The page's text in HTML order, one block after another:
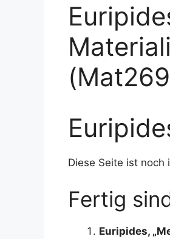
Diese Seite ist noch
Fertig
Euripides,